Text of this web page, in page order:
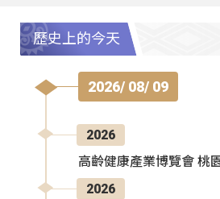
歷史上的今天
2026/ 08/ 09
2026
高齡健康產業博覽會 桃
2026